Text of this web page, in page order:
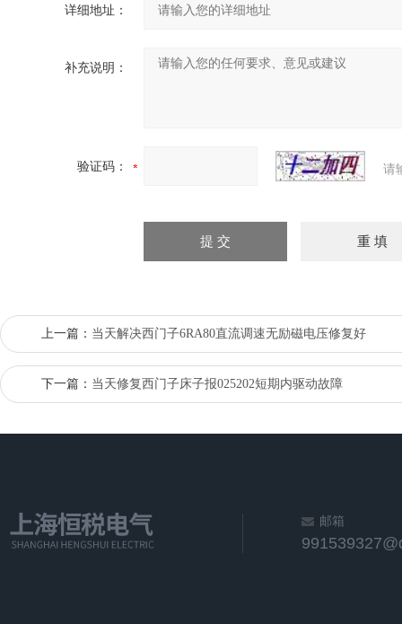
详细地址：
补充说明：
验证码： 请
上一篇： 当天解决西门子6RA80直流调速无励磁电压修复好
下一篇： 当天修复西门子床子报025202短期内驱动故障
邮箱